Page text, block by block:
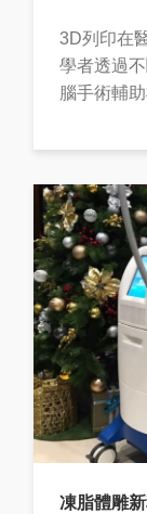
3D列印在
學者透過
腦手術輔
凍脂體雕